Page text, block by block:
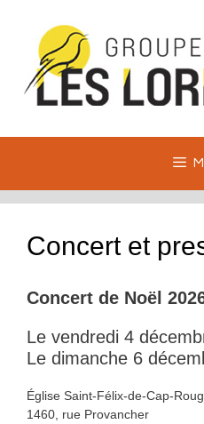
contenu
Concert et
Concert de Noël 202
Le vendredi 4
Le dimanche 6
Église Saint-Félix-de-Cap-
1460, rue Provancher